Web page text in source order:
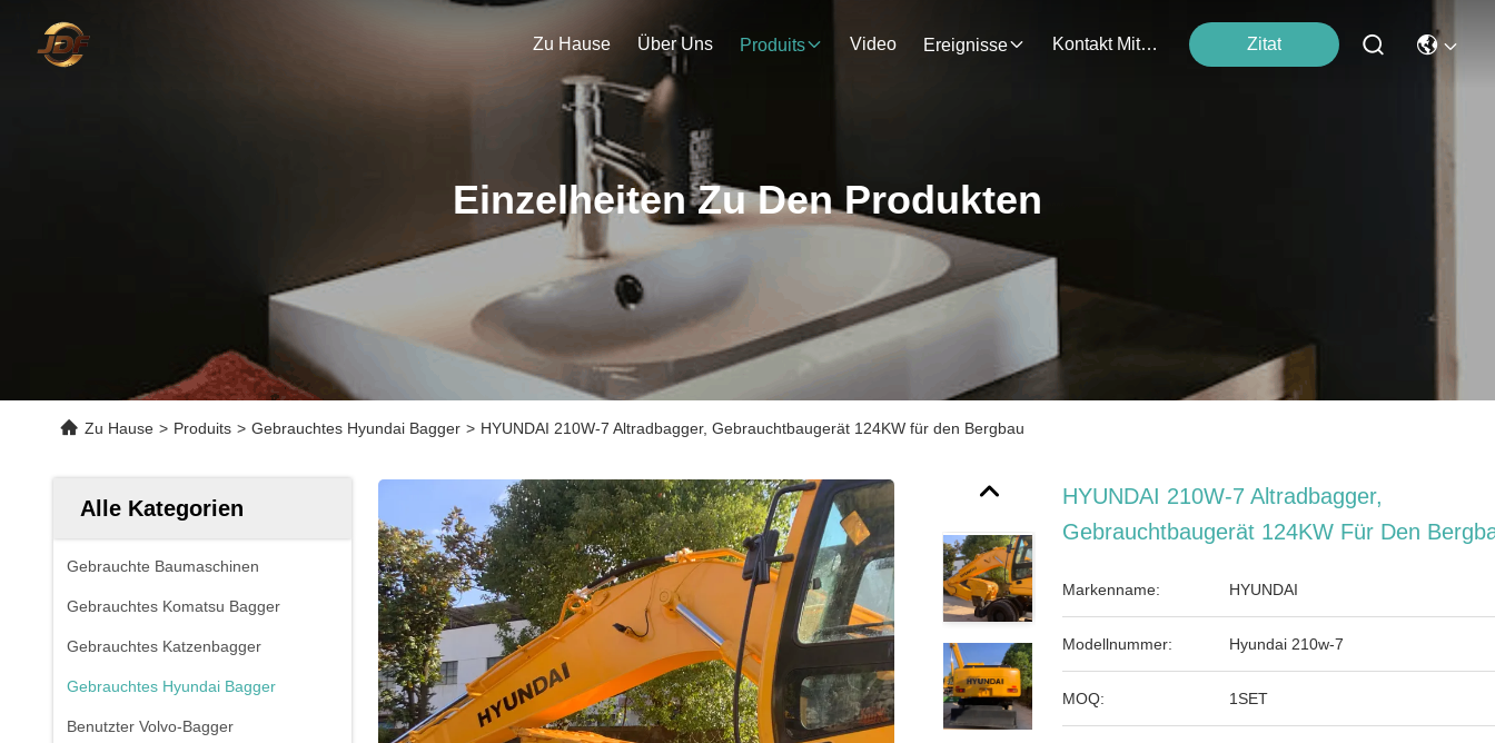
Zu Hause Über Uns Produits Video Ereignisse Kontakt Mit Uns Zitat
Einzelheiten Zu Den Produkten
Zu Hause > Produits > Gebrauchtes Hyundai Bagger > HYUNDAI 210W-7 Altradbagger, Gebrauchtbaugerät 124KW für den Bergbau
Alle Kategorien
Gebrauchte Baumaschinen
Gebrauchtes Komatsu Bagger
Gebrauchtes Katzenbagger
Gebrauchtes Hyundai Bagger
Benutzter Volvo-Bagger
HYUNDAI 210W-7 Altradbagger,
Gebrauchtbaugerät 124KW Für Den
Markenname: HYUNDAI
Modellnummer: Hyundai 210w-7
MOQ: 1SET